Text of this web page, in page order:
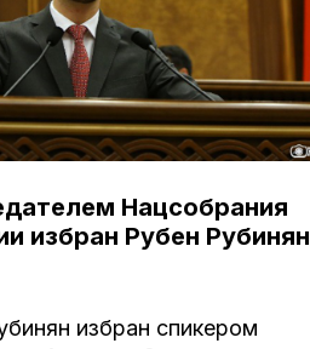
Нацсобрания
избран Рубен Рубинян
избран спикером